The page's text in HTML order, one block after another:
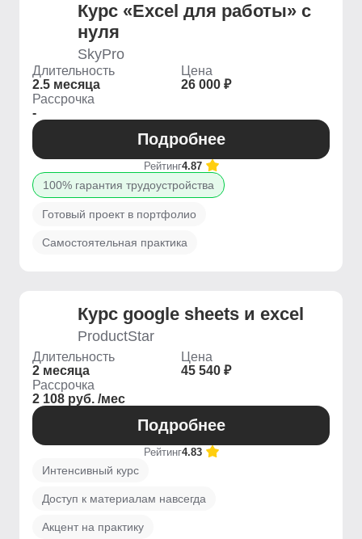
Курс «Excel для работы» с
нуля
SkyPro
Длительность
2.5 месяца
Цена
26 000 ₽
Рассрочка
-
Подробнее
Рейтинг4.87
100% гарантия трудоустройства
Готовый проект в портфолио
Самостоятельная практика
Курс google sheets и excel
ProductStar
Длительность
2 месяца
Цена
45 540 ₽
Рассрочка
2 108 руб. /мес
Подробнее
Рейтинг4.83
Интенсивный курс
Доступ к материалам навсегда
Акцент на практику